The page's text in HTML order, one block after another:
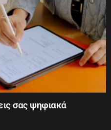
σας ψηφιακά